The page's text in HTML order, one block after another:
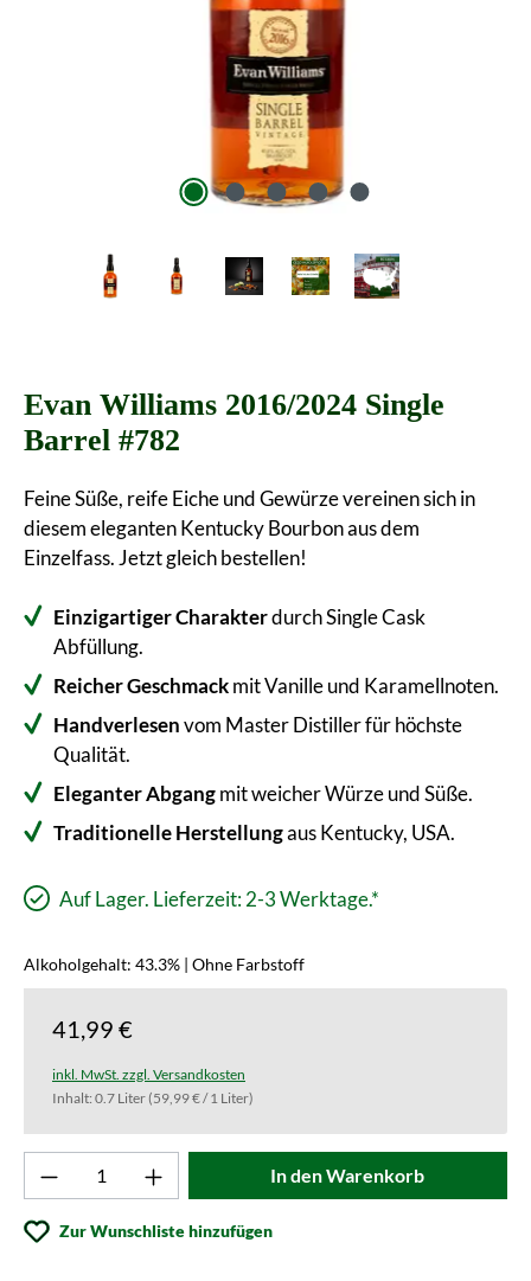
Evan Williams 2016/2024 Single
Barrel #782
Feine Süße, reife Eiche und Gewürze vereinen sich in
diesem eleganten Kentucky Bourbon aus dem
Einzelfass. Jetzt gleich bestellen!
Einzigartiger Charakterdurch Single Cask
Abfüllung.
Reicher Geschmackmit Vanille und Karamellnoten.
Handverlesenvom Master Distiller für höchste
Qualität.
Eleganter Abgangmit weicher Würze und Süße.
Traditionelle Herstellungaus Kentucky, USA.
Auf Lager. Lieferzeit: 2-3 Werktage.*
Alkoholgehalt: 43.3% | Ohne Farbstoff
41,99 €
inkl. MwSt. zzgl. Versandkosten
Inhalt: 0.7 Liter(59,99 € / 1 Liter)
Produkt Anzahl: Gib den gewünschten
In den Warenkorb
Zur Wunschliste hinzufügen